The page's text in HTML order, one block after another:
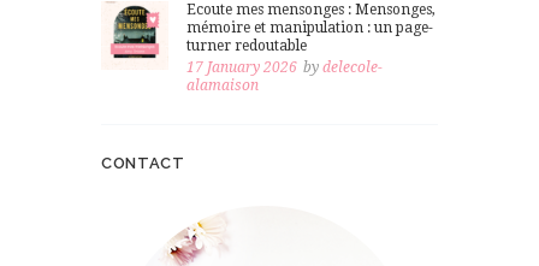
Ecoute mes mensonges : Mensonges,
mémoire et manipulation : un page-
turner redoutable
17 January 2026 bydelecole-
alamaison
CONTACT